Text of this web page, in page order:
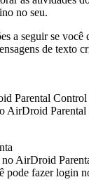
no seu.
a seguir se
de texto
Parental Control
AirDroid Parental
no AirDroid
pode fazer login